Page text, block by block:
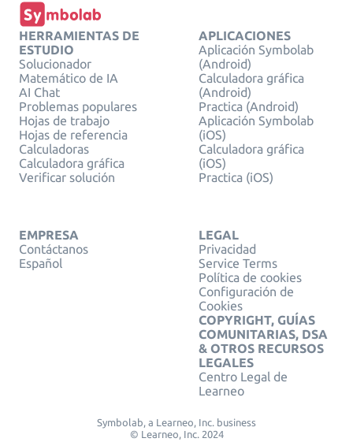
HERRAMIENTAS DE
ESTUDIO
Solucionador
Matemático de IA
AI Chat
Problemas populares
Hojas de trabajo
Hojas de referencia
Calculadoras
Calculadora gráfica
Verificar solución
APLICACIONES
Aplicación Symbolab
(Android)
Calculadora gráfica
(Android)
Practica (Android)
Aplicación Symbolab
(iOS)
Calculadora gráfica
(iOS)
Practica (iOS)
EMPRESA
Contáctanos
Español
LEGAL
Privacidad
Service Terms
Política de cookies
Configuración de
Cookies
COPYRIGHT, GUÍAS
COMUNITARIAS, DSA
& OTROS RECURSOS
LEGALES
Centro Legal de
Learneo
Symbolab, a Learneo, Inc. business
© Learneo, Inc. 2024